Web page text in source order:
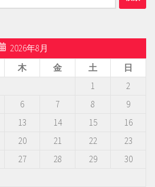
2026年8月
木 金 土
日
1
2
6 7 8
9
13 14 15
16
20 21 22
23
27 28 29
30